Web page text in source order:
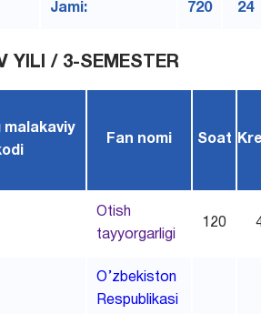
Jami: 720 24
YILI / 3-SEMESTER
malakaviy
Fan nomi Soat
Otish
tayyorgarligi
120
O’zbekiston
Respublikasi